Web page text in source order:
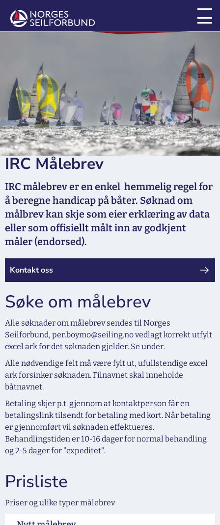
Båter og målebrev
IRC Målebrev
IRC målebrev er en enkel hemmelig regel for
å beregne handicap på båter. Søknad om
målbrev kan skje som eier erklæring av data
eller som offisiellt målt inn av godkjent
måler (endorsed).
Kontakt oss
Søke om målebrev
Alle søknader om målebrev sendes til Norges
Seilforbund, per.boymo@seiling.no vedlagt korrekt utfylt
excel ark for det søknaden gjelder. Se under.
Alle nødvendige felt må være fylt ut, ufullstendige excel
ark forsinker søknaden. Filnavnet skal inneholde
båtnavnet.
Betaling skjer p.t. gjennom at kontaktperson får en
betalingslink tilsendt for betaling med kort. Når betaling
er gjennomført vil søknaden effektueres.
Behandlingstiden er 10-16 dager for normal behandling
og 2-5 dager for "expeditet".
Prisliste
Priser og ulike typer målebrev